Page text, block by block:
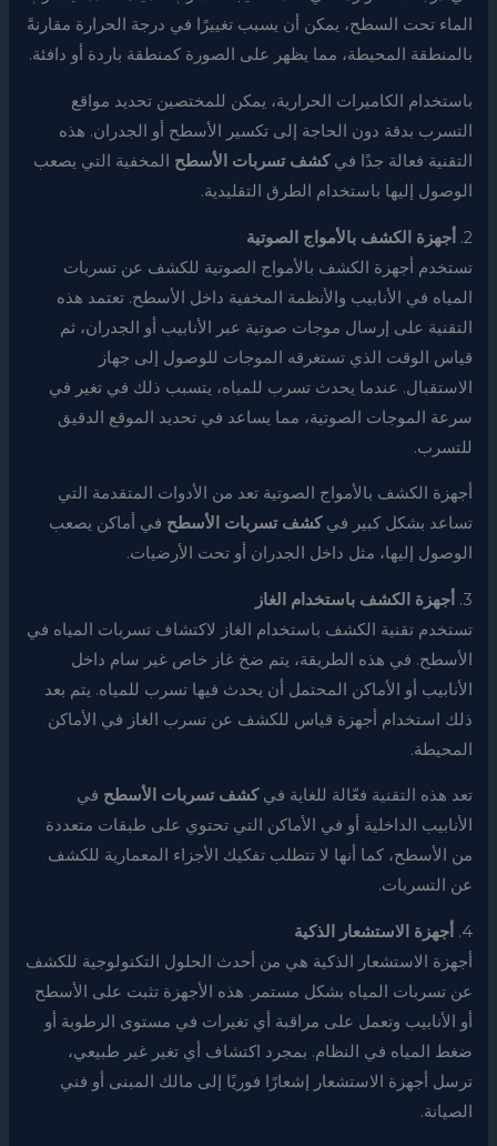
الماء تحت السطح، يمكن أن يسبب تغييرًا في درجة الحرارة مقارنةً
بالمنطقة المحيطة، مما يظهر على الصورة كمنطقة باردة أو دافئة.
باستخدام الكاميرات الحرارية، يمكن للمختصين تحديد مواقع
التسرب بدقة دون الحاجة إلى تكسير الأسطح أو الجدران. هذه
التقنية فعالة جدًا فيكشف تسربات الأسطح المخفية التي يصعب
الوصول إليها باستخدام الطرق التقليدية.
2.
أجهزة الكشف بالأمواج الصوتية
تستخدم أجهزة الكشف بالأمواج الصوتية للكشف عن تسربات
المياه في الأنابيب والأنظمة المخفية داخل الأسطح. تعتمد هذه
التقنية على إرسال موجات صوتية عبر الأنابيب أو الجدران، ثم
قياس الوقت الذي تستغرقه الموجات للوصول إلى جهاز
الاستقبال. عندما يحدث تسرب للمياه، يتسبب ذلك في تغير في
سرعة الموجات الصوتية، مما يساعد في تحديد الموقع الدقيق
للتسرب.
أجهزة الكشف بالأمواج الصوتية تعد من الأدوات المتقدمة التي
تساعد بشكل كبير فيكشف تسربات الأسطح في أماكن يصعب
الوصول إليها، مثل داخل الجدران أو تحت الأرضيات.
3.
أجهزة الكشف باستخدام الغاز
تستخدم تقنية الكشف باستخدام الغاز لاكتشاف تسربات المياه في
الأسطح. في هذه الطريقة، يتم ضخ غاز خاص غير سام داخل
الأنابيب أو الأماكن المحتمل أن يحدث فيها تسرب للمياه. يتم بعد
ذلك استخدام أجهزة قياس للكشف عن تسرب الغاز في الأماكن
المحيطة.
تعد هذه التقنية فعّالة للغاية فيكشف تسربات الأسطح في
الأنابيب الداخلية أو في الأماكن التي تحتوي على طبقات متعددة
من الأسطح، كما أنها لا تتطلب تفكيك الأجزاء المعمارية للكشف
عن التسربات.
4.
أجهزة الاستشعار الذكية
أجهزة الاستشعار الذكية هي من أحدث الحلول التكنولوجية للكشف
عن تسربات المياه بشكل مستمر. هذه الأجهزة تثبت على الأسطح
أو الأنابيب وتعمل على مراقبة أي تغيرات في مستوى الرطوبة أو
ضغط المياه في النظام. بمجرد اكتشاف أي تغير غير طبيعي،
ترسل أجهزة الاستشعار إشعارًا فوريًا إلى مالك المبنى أو فني
الصيانة.